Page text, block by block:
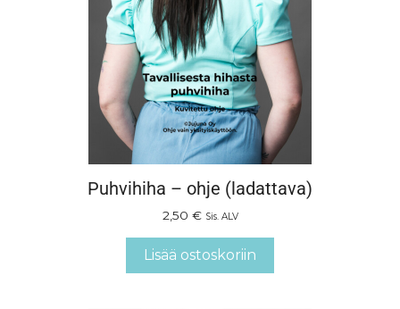
Puhvihiha – ohje (ladattava)
2,50 € Sis. ALV
Lisää ostoskoriin